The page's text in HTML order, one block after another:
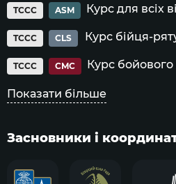
TCCC ASM Курс для всіх
TCCC CLS Курс бійця-
TCCC CMC Курс
Показати більше
Засновники і